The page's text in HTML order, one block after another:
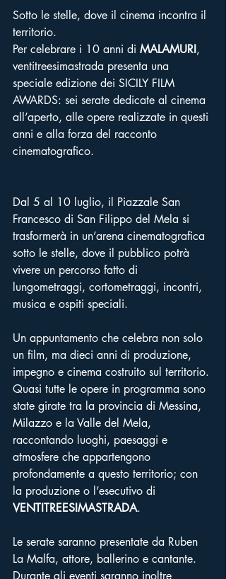
Sotto le stelle, dove il cinema incontra il
territorio.
Per celebrare i 10 anni di MALAMURI,
ventitreesimastrada presenta una
speciale edizione dei SICILY FILM
AWARDS: sei serate dedicate al cinema
all’aperto, alle opere realizzate in questi
anni e alla forza del racconto
cinematografico.
Dal 5 al 10 luglio, il Piazzale San
Francesco di San Filippo del Mela si
trasformerà in un’arena cinematografica
sotto le stelle, dove il pubblico potrà
vivere un percorso fatto di
lungometraggi, cortometraggi, incontri,
musica e ospiti speciali.
Un appuntamento che celebra non solo
un film, ma dieci anni di produzione,
impegno e cinema costruito sul territorio.
Quasi tutte le opere in programma sono
state girate tra la provincia di Messina,
Milazzo e la Valle del Mela,
raccontando luoghi, paesaggi e
atmosfere che appartengono
profondamente a questo territorio; con
la produzione o l’esecutivo di
VENTITREESIMASTRADA.
Le serate saranno presentate da Ruben
La Malfa, attore, ballerino e cantante.
Durante gli eventi saranno inoltre